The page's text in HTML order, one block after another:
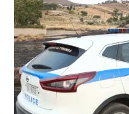
Χανιά: Νεκρός 81χρονος
του από παραλία
ΕΙΔΗΣΕΙΣ 6 Αυγούστου 2026
Τζόκερ: Αυτοί είναι οι
2,5 εκατ. ευρώ
ΕΙΔΗΣΕΙΣ 6 Αυγούστου 2026